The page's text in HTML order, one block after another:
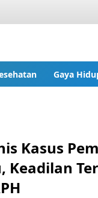
Gaya
Kasus
Keadilan